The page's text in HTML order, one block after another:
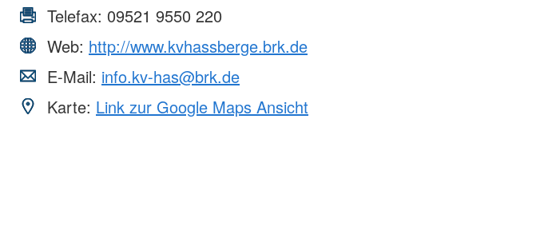
Telefax: 09521 9550 220
Web: http://www.kvhassberge.brk.de
E-Mail: info.kv-has@brk.de
Karte: Link zur Google Maps Ansicht